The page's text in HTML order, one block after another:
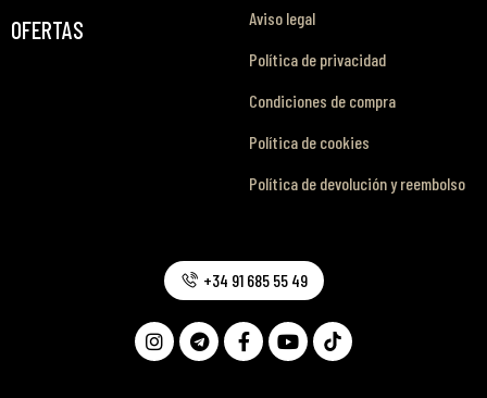
OFERTAS
Aviso legal
Política de privacidad
Condiciones de compra
Política de cookies
Política de devolución y reembolso
+34 91 685 55 49